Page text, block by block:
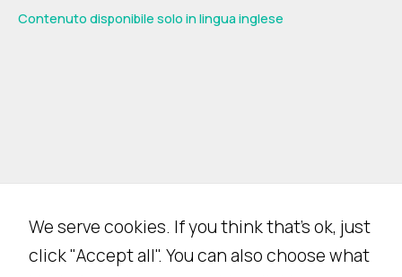
Contenuto disponibile solo in lingua inglese
We serve cookies. If you think that's ok, just
click "Accept all". You can also choose what